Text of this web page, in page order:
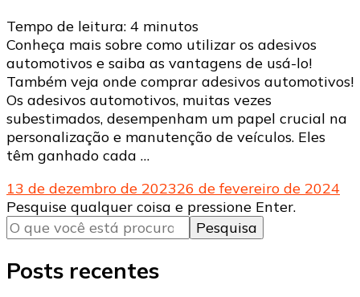
Tempo de leitura: 4 minutos
Conheça mais sobre como utilizar os adesivos
automotivos e saiba as vantagens de usá-lo!
Também veja onde comprar adesivos automotivos!
Os adesivos automotivos, muitas vezes
subestimados, desempenham um papel crucial na
personalização e manutenção de veículos. Eles
têm ganhado cada …
13 de dezembro de 202326 de fevereiro de 2024
Procurando
algo?
Pesquise qualquer coisa e pressione Enter.
Posts recentes